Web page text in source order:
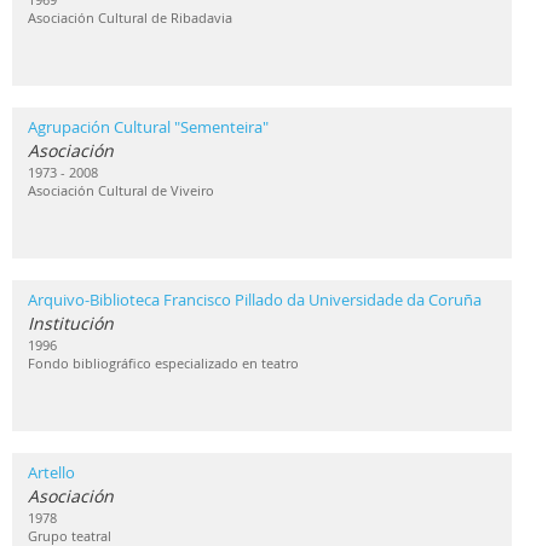
Asociación Cultural de Ribadavia
Agrupación Cultural "Sementeira"
Asociación
1973 - 2008
Asociación Cultural de Viveiro
Arquivo-Biblioteca Francisco Pillado da Universidade da Coruña
Institución
1996
Fondo bibliográfico especializado en teatro
Artello
Asociación
1978
Grupo teatral